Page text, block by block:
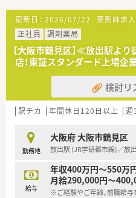
【職場環境と雰囲気】
■各店に2名から5名の薬剤
いながら業務を進めること
す。
■薬剤師の正社員比率が非
高いスタッフが集まってい
■以前は家族同伴OKのハ
れており、社員だけでなく
ります。
更新日： 2026/07/22 薬剤師求人
正社員
調剤薬局
【大阪市鶴見区】≪放出駅よ
店！東証スタンダード上場企
検討リ
駅チカ 年間休日120日以上 週
勤務地
大阪府 大阪市鶴見区
放出駅 (JR学研都市線)／放
給与
年収400万円～550万
月給290,000円～
※ご経験やご年齢、前職給与